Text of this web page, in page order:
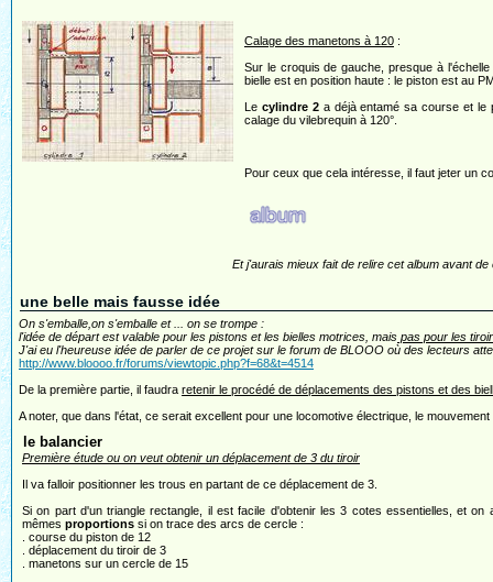
Calage des manetons à 120 :
Sur le croquis de gauche, presque à
bielle est en position haute : le piston est au
Le cylindre 2a déjà entamé sa course et le
calage du vilebrequin à 120°.
Pour ceux que cela intéresse, il faut jeter un
Et j'aurais mieux fait de relire cet album avant
une belle mais fausse idée
On s'emballe,on s'emballe et ... on se trompe :
l'idée de départ est valable pour les pistons et les bielles motrices, mais pas pour les
J'ai eu l'heureuse idée de parler de ce projet sur le forum de BLOOO où des lecteurs
http://www.bloooo.fr/forums/viewtopic.php?f=68&t=4514
De la première partie, il faudra retenir le procédé de déplacements des pistons et des
A noter, que dans l'état, ce serait excellent pour une locomotive électrique, le
le balancier
Première étude ou on veut obtenir un déplacement de 3 du tiroir
Il va falloir positionner les trous en partant de ce déplacement de 3.
Si on part d'un triangle rectangle, il est facile d'obtenir les 3 cotes essentielles, et on
mêmes proportions si on trace des arcs de cercle :
. course du piston de 12
. déplacement du tiroir de 3
. manetons sur un cercle de 15